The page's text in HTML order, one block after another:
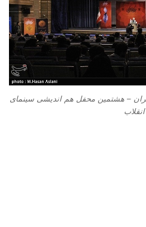
– هشتمین محفل هم اندیشی سینمای
انقلاب